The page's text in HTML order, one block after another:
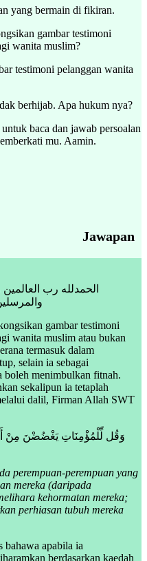
yang bermain di fikiran.
gambar testimoni
wanita muslim?
testimoni pelanggan wanita
berhijab. Apa hukum nya?
baca dan jawab persoalan
mu. Aamin.
Jawapan
الحمدلله رب
gambar testimoni
wanita muslim atau bukan
termasuk dalam
selain ia sebagai
boleh menimbulkan fitnah.
sekalipun ia tetaplah
dalil, Firman Allah SWT
وَقُل لِّلْمُؤْمِنَاتِ يَغْضُضْنَ مِنْ
perempuan-perempuan yang
mereka (daripada
kehormatan mereka;
perhiasan tubuh mereka
bahawa apabila ia
berdasarkan kaedah